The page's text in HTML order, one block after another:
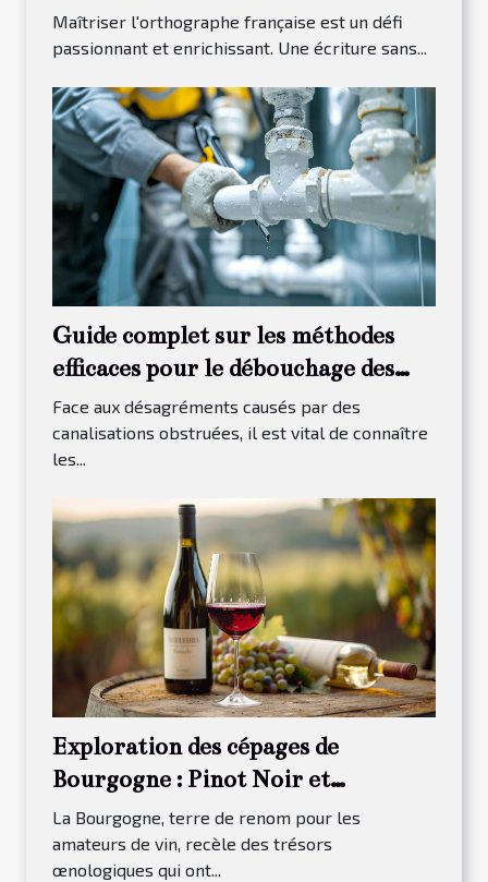
efficacement
Maîtriser l'orthographe française est un défi
passionnant et enrichissant. Une écriture sans...
Guide complet sur les méthodes
efficaces pour le débouchage des
canalisations
Face aux désagréments causés par des
canalisations obstruées, il est vital de connaître
les...
Exploration des cépages de
Bourgogne : Pinot Noir et
Chardonnay
La Bourgogne, terre de renom pour les
amateurs de vin, recèle des trésors
œnologiques qui ont...